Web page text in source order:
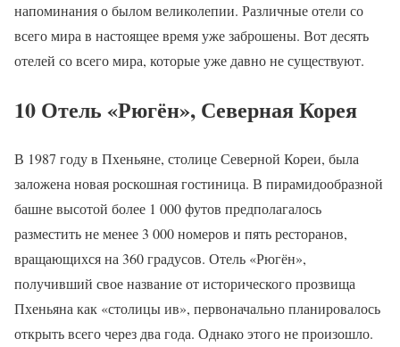
напоминания о былом великолепии. Различные отели со
всего мира в настоящее время уже заброшены. Вот десять
отелей со всего мира, которые уже давно не существуют.
10 Отель «Рюгён», Северная Корея
В 1987 году в Пхеньяне, столице Северной Кореи, была
заложена новая роскошная гостиница. В пирамидообразной
башне высотой более 1 000 футов предполагалось
разместить не менее 3 000 номеров и пять ресторанов,
вращающихся на 360 градусов. Отель «Рюгён»,
получивший свое название от исторического прозвища
Пхеньяна как «столицы ив», первоначально планировалось
открыть всего через два года. Однако этого не произошло.